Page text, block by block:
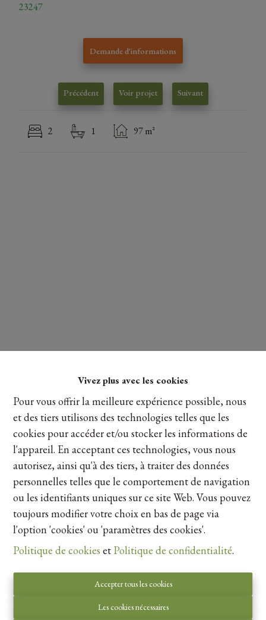
Vivez plus avec les cookies
Pour vous offrir la meilleure expérience possible, nous
et des tiers utilisons des technologies telles que les
cookies pour accéder et/ou stocker les informations de
l'appareil. En acceptant ces technologies, vous nous
autorisez, ainsi qu'à des tiers, à traiter des données
personnelles telles que le comportement de navigation
ou les identifiants uniques sur ce site Web. Vous pouvez
toujours modifier votre choix en bas de page via
l'option 'cookies' ou 'paramètres des cookies'.
Politique de cookies et Politique de confidentialité.
Accepter tous les cookies
Les cookies nécessaires
23247
Demande d'informations
Précédent Voir projet Suivant
2 1 97 m²
Lire plus
Partager
Vue de la carte